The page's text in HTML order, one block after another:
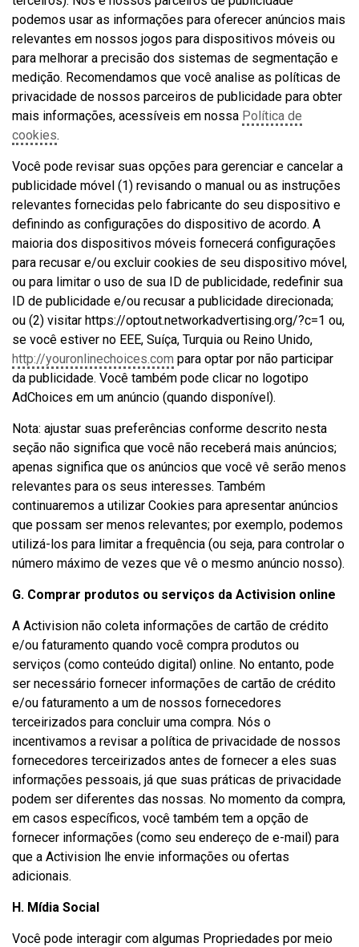
podemos usar as informações para oferecer anúncios mais
relevantes em nossos jogos para dispositivos móveis ou
para melhorar a precisão dos sistemas de segmentação e
medição. Recomendamos que você analise as políticas de
privacidade de nossos parceiros de publicidade para obter
mais informações, acessíveis em nossa Política de
cookies.
Você pode revisar suas opções para gerenciar e cancelar a
publicidade móvel (1) revisando o manual ou as instruções
relevantes fornecidas pelo fabricante do seu dispositivo e
definindo as configurações do dispositivo de acordo. A
maioria dos dispositivos móveis fornecerá configurações
para recusar e/ou excluir cookies de seu dispositivo móvel,
ou para limitar o uso de sua ID de publicidade, redefinir sua
ID de publicidade e/ou recusar a publicidade direcionada;
ou (2) visitar https://optout.networkadvertising.org/?c=1 ou,
se você estiver no EEE, Suíça, Turquia ou Reino Unido,
http://youronlinechoices.com para optar por não participar
da publicidade. Você também pode clicar no logotipo
AdChoices em um anúncio (quando disponível).
Nota: ajustar suas preferências conforme descrito nesta
seção não significa que você não receberá mais anúncios;
apenas significa que os anúncios que você vê serão menos
relevantes para os seus interesses. Também
continuaremos a utilizar Cookies para apresentar anúncios
que possam ser menos relevantes; por exemplo, podemos
utilizá-los para limitar a frequência (ou seja, para controlar o
número máximo de vezes que vê o mesmo anúncio nosso).
G. Comprar produtos ou serviços da Activision online
A Activision não coleta informações de cartão de crédito
e/ou faturamento quando você compra produtos ou
serviços (como conteúdo digital) online. No entanto, pode
ser necessário fornecer informações de cartão de crédito
e/ou faturamento a um de nossos fornecedores
terceirizados para concluir uma compra. Nós o
incentivamos a revisar a política de privacidade de nossos
fornecedores terceirizados antes de fornecer a eles suas
informações pessoais, já que suas práticas de privacidade
podem ser diferentes das nossas. No momento da compra,
em casos específicos, você também tem a opção de
fornecer informações (como seu endereço de e-mail) para
que a Activision lhe envie informações ou ofertas
adicionais.
H. Mídia Social
Você pode interagir com algumas Propriedades por meio